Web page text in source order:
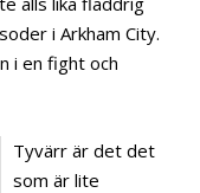
i Arkham City.
i en fight och
Tyvärr är det det
som är lite